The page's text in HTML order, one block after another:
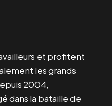
et profitent
les grands
2004,
dans la bataille de